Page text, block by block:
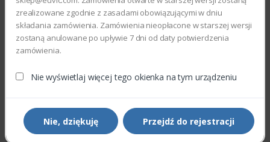
zrealizowane zgodnie z zasadami obowiązującymi w dniu
składania zamówienia. Zamówienia nieopłacone w starszej wersji
zostaną anulowane po upływie 7 dni od daty potwierdzenia
zamówienia.
Nie wyświetlaj więcej tego okienka na tym urządzeniu
Nie, dziękuję Przejdź do rejestracji